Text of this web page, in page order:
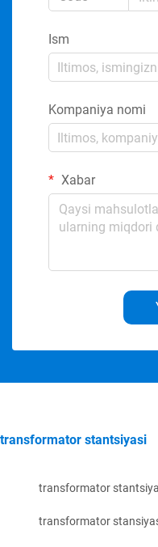
Ism
Kompaniya nomi
Xabar
transformator stantsiyasi
transformator
transformator